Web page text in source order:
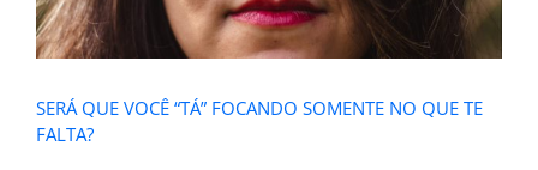
SERÁ QUE VOCÊ “TÁ” FOCANDO SOMENTE NO QUE TE
FALTA?